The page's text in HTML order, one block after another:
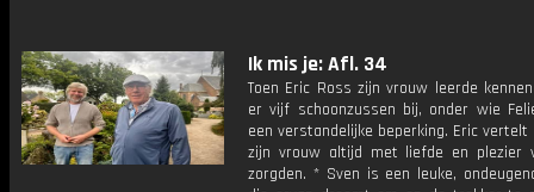
Ik mis je: Afl. 34
Toen Eric Ross zijn vrouw leerde
er vijf schoonzussen bij, onder wie
een verstandelijke beperking. Eric vertelt
zijn vrouw altijd met liefde en plezier
zorgden. * Sven is een leuke,